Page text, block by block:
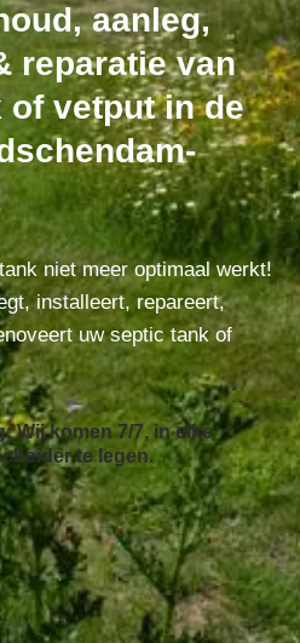
aanleg,
reparatie van
vetput in de
niet meer optimaal werkt!
installeert, repareert,
uw septic tank of
Wij komen 7/7, in elke
te legen.